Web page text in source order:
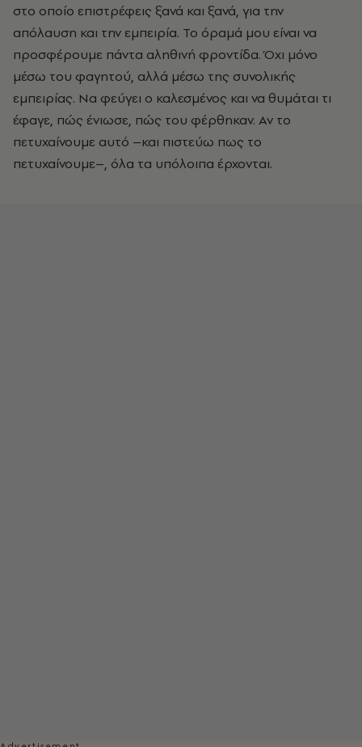
στο οποίο επιστρέφεις ξανά και ξανά, για την
απόλαυση και την εμπειρία. Το όραμά μου είναι να
προσφέρουμε πάντα αληθινή φροντίδα. Όχι μόνο
μέσω του φαγητού, αλλά μέσω της συνολικής
εμπειρίας. Να φεύγει ο καλεσμένος και να θυμάται τι
έφαγε, πώς ένιωσε, πώς του φέρθηκαν. Αν το
πετυχαίνουμε αυτό –και πιστεύω πως το
πετυχαίνουμε–, όλα τα υπόλοιπα έρχονται.